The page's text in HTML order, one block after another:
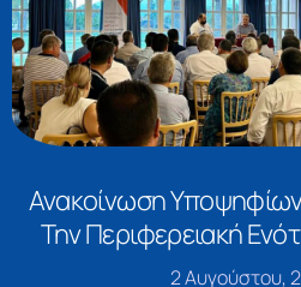
Ανακοίνωση
Την Περιφερειακή
2 Αυγούστου,